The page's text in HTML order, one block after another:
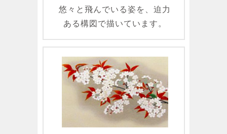
悠々と飛んでいる姿を、迫力
ある構図で描いています。